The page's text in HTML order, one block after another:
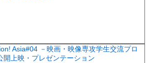
Asia#04 －映画・映像専攻学生交流プロ
開上映・プレゼンテーション